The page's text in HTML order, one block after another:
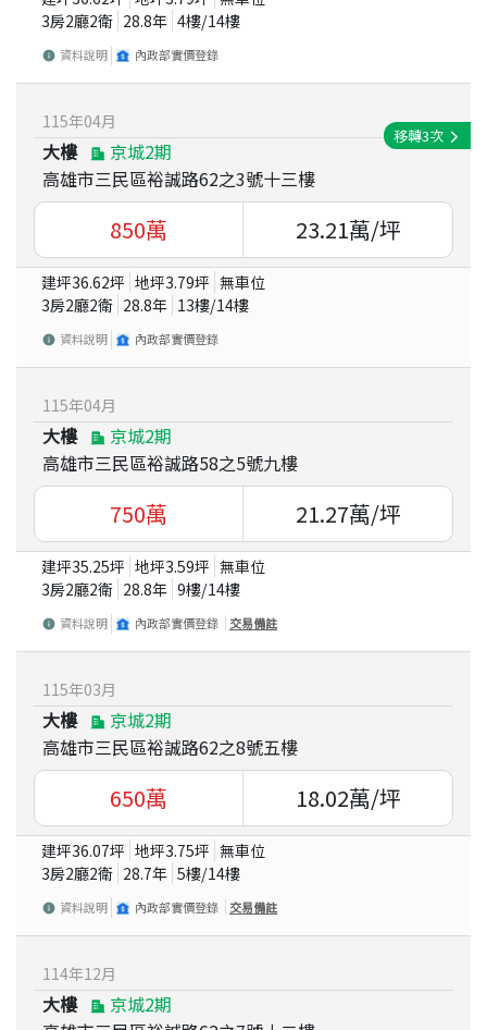
3房2廳2衛 28.8年 4樓/14樓
資料說明 內政部實價登錄
115年04月
大樓
京城2期
高雄市三民區裕誠路62之3號十三樓
移轉3次
850萬 23.21萬/坪
建坪36.62坪 地坪3.79坪 無車位
3房2廳2衛 28.8年 13樓/14樓
資料說明 內政部實價登錄
115年04月
大樓
京城2期
高雄市三民區裕誠路58之5號九樓
750萬 21.27萬/坪
建坪35.25坪 地坪3.59坪 無車位
3房2廳2衛 28.8年 9樓/14樓
資料說明 內政部實價登錄 交易備註
115年03月
大樓
京城2期
高雄市三民區裕誠路62之8號五樓
650萬 18.02萬/坪
建坪36.07坪 地坪3.75坪 無車位
3房2廳2衛 28.7年 5樓/14樓
資料說明 內政部實價登錄 交易備註
114年12月
大樓
京城2期